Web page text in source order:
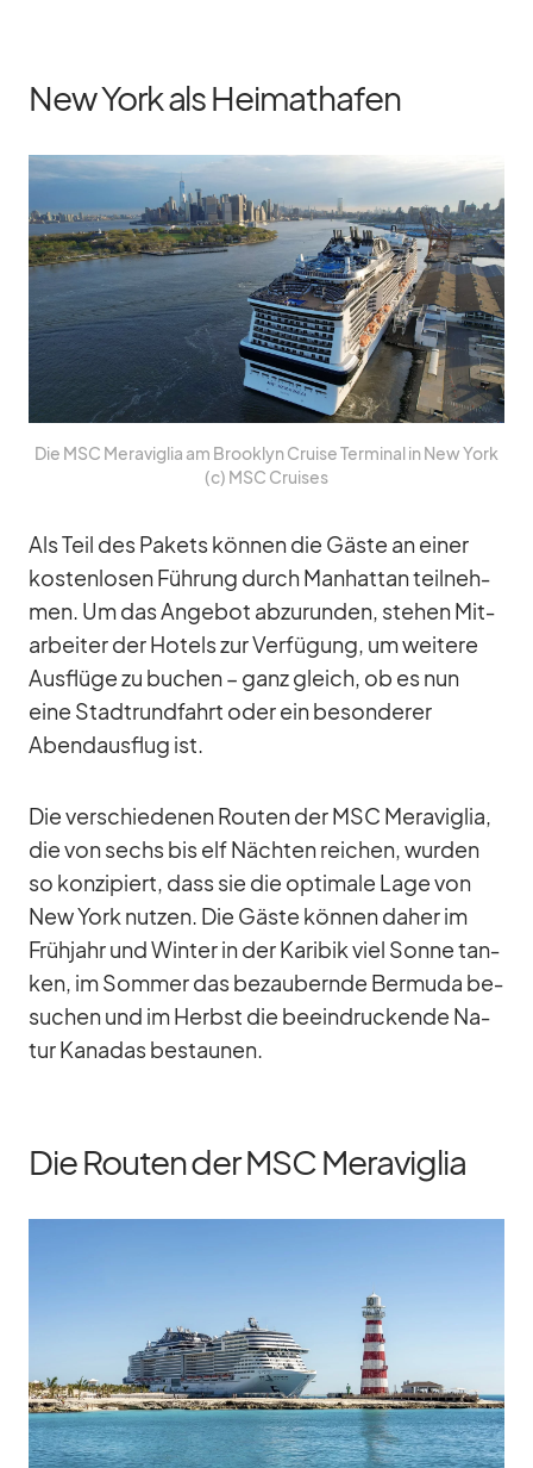
New York als Heimathafen
Die MSC Me­ra­vi­glia am Brook­lyn Cruise Ter­mi­nal in New York
(c) MSC Crui­ses
Als Teil des Pa­kets kön­nen die Gäste an ei­ner
kos­ten­lo­sen Füh­rung durch Man­hat­tan teil­neh­
men. Um das An­ge­bot ab­zu­run­den, ste­hen Mit­
ar­bei­ter der Ho­tels zur Ver­fü­gung, um wei­tere
Aus­flüge zu bu­chen – ganz gleich, ob es nun
eine Stadt­rund­fahrt oder ein be­son­de­rer
Abend­aus­flug ist.
Die ver­schie­de­nen Rou­ten der MSC Me­ra­vi­glia,
die von sechs bis elf Näch­ten rei­chen, wur­den
so kon­zi­piert, dass sie die op­ti­male Lage von
New York nut­zen. Die Gäste kön­nen da­her im
Früh­jahr und Win­ter in der Ka­ri­bik viel Sonne tan­
ken, im Som­mer das be­zau­bernde Ber­muda be­
su­chen und im Herbst die be­ein­dru­ckende Na­
tur Ka­na­das be­stau­nen.
Die Routen der MSC Meraviglia